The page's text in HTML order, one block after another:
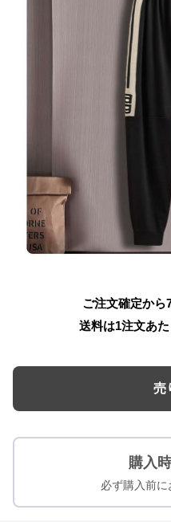
ご注文確定から
送料は1注文あた
売
購入
必ず購入前に